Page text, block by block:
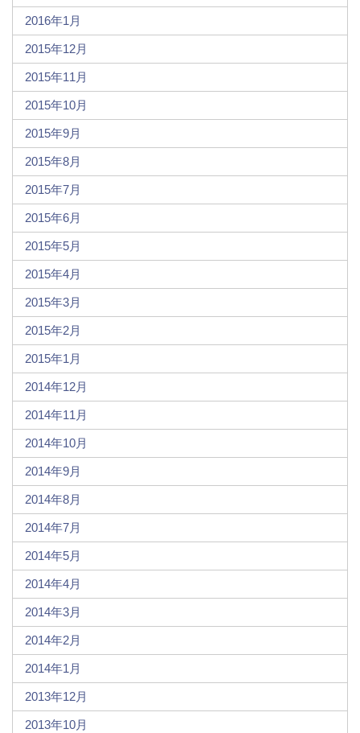
2016年1月
2015年12月
2015年11月
2015年10月
2015年9月
2015年8月
2015年7月
2015年6月
2015年5月
2015年4月
2015年3月
2015年2月
2015年1月
2014年12月
2014年11月
2014年10月
2014年9月
2014年8月
2014年7月
2014年5月
2014年4月
2014年3月
2014年2月
2014年1月
2013年12月
2013年10月